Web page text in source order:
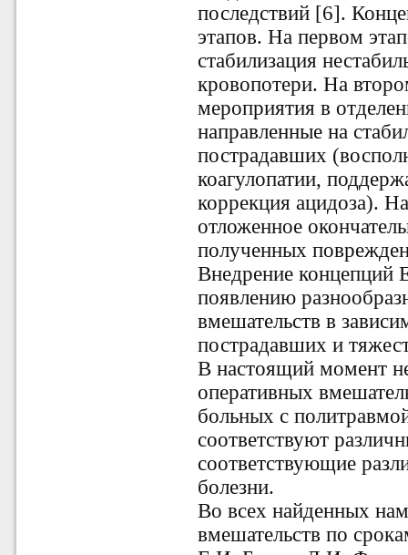
последствий [6].
этапов. На первом
стабилизация
кровопотери. На
мероприятия в
направленные на
пострадавших
коагулопатии,
коррекция ацидоза).
отложенное
полученных
Внедрение концепций
появлению
вмешательств в
пострадавших и
В настоящий момент
оперативных
больных с
соответствуют
соответствующие
болезни.
Во всех найденных
вмешательств по